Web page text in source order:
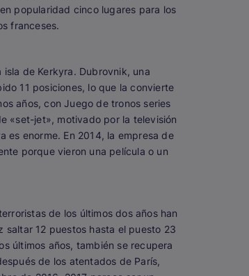
popularidad cinco lugares para los
franceses.
de Kerkyra. Dubrovnik, una
11 posiciones, lo que la convierte
años, conJuego de tronos series
«set-jet», motivado por la televisión
es enorme. En 2014, la empresa de
porque vieron una película o un
de los últimos dos años han
saltar 12 puestos hasta el puesto 23
últimos años, también se recupera
de los atentados de París,